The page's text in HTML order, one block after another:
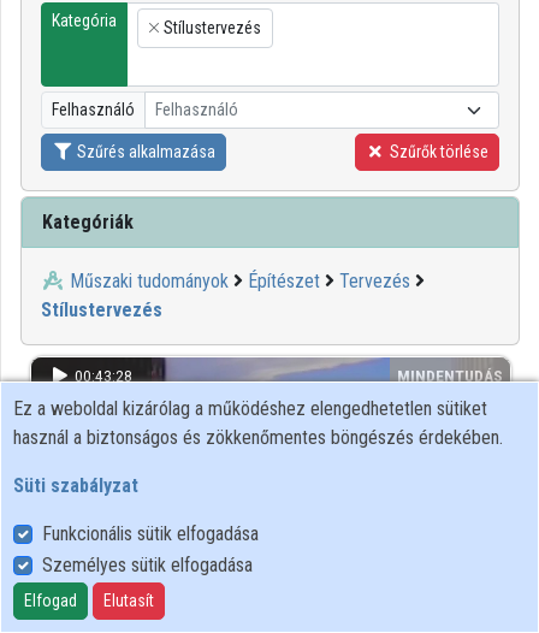
Intézményi listák
Közreműködők
Kategória
×
Stílustervezés
Felhasználó Felhasználó
Szűrés alkalmazása Szűrők törlése
Kategóriák
Műszaki tudományok Építészet
Tervezés
Stílustervezés
00:43:28 MINDENTUDÁS
Ez a weboldal kizárólag a működéshez elengedhetetlen sütiket
használ a biztonságos és zökkenőmentes böngészés érdekében.
Süti szabályzat
Funkcionális sütik elfogadása
Személyes sütik elfogadása
Elfogad Elutasít